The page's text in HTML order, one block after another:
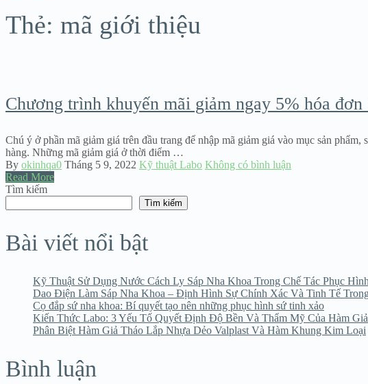
Thẻ: mã giới thiệu
Chương trình khuyến mãi giảm ngay 5% hóa đơn
Chú ý ở phần mã giảm giá trên đầu trang để nhập mã giảm giá vào mục sản
hàng. Những mã giảm giá ở thời điểm …
By okinhqa0 Tháng 5 9, 2022 Kỹ thuật Labo Không có bình luận
Read More
Tìm kiếm
Tìm kiếm
Bài viết nổi bật
Kỹ Thuật Sử Dụng Nước Cách Ly Sáp Nha Khoa Trong Chế Tác Phục Hình
Dao Điện Làm Sáp Nha Khoa – Định Hình Sự Chính Xác Và Tinh Tế
Cọ đắp sứ nha khoa: Bí quyết tạo nên những phục hình sứ tinh xảo
Kiến Thức Labo: 3 Yếu Tố Quyết Định Độ Bền Và Thẩm Mỹ Của Hàm
Phân Biệt Hàm Giả Tháo Lắp Nhựa Dẻo Valplast Và Hàm Khung Kim Loại
Bình luận